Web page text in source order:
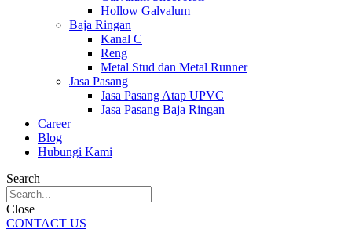
Hollow Galvalum
Baja Ringan
Kanal C
Reng
Metal Stud dan Metal Runner
Jasa Pasang
Jasa Pasang Atap UPVC
Jasa Pasang Baja Ringan
Career
Blog
Hubungi Kami
Search
Close
CONTACT US